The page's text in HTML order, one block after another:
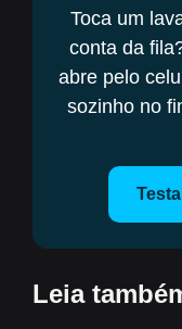
Toca um
conta da
abre pelo
sozinho no
Leia